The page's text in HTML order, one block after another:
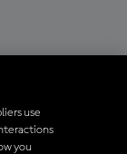
use
you